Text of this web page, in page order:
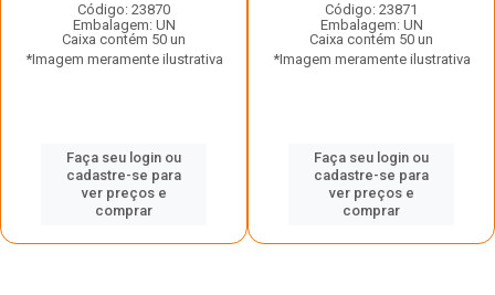
Código: 23870
Embalagem: UN
Caixa contém 50 un
*Imagem meramente ilustrativa
Faça seu login ou
cadastre-se para
ver preços e
comprar
Código: 23871
Embalagem: UN
Caixa contém 50 un
*Imagem meramente ilustrativa
Faça seu login ou
cadastre-se para
ver preços e
comprar